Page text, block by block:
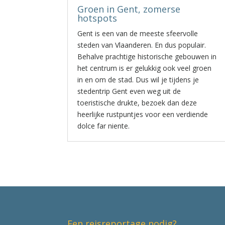
Groen in Gent, zomerse
hotspots
Gent is een van de meeste sfeervolle
steden van Vlaanderen. En dus populair.
Behalve prachtige historische gebouwen in
het centrum is er gelukkig ook veel groen
in en om de stad. Dus wil je tijdens je
stedentrip Gent even weg uit de
toeristische drukte, bezoek dan deze
heerlijke rustpuntjes voor een verdiende
dolce far niente.